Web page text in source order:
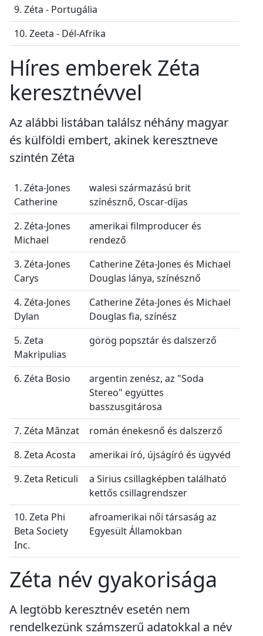
9. Zéta - Portugália
10. Zeeta - Dél-Afrika
Híres emberek Zéta
keresztnévvel
Az alábbi listában találsz néhány magyar
és külföldi embert, akinek keresztneve
szintén Zéta
1. Zéta-Jones
Catherine
walesi származású brit
színésznő, Oscar-díjas
2. Zéta-Jones
Michael
amerikai filmproducer és
rendező
3. Zéta-Jones
Carys
Catherine Zéta-Jones és Michael
Douglas lánya, színésznő
4. Zéta-Jones
Dylan
Catherine Zéta-Jones és Michael
Douglas fia, színész
5. Zeta
Makripulias
görög popsztár és dalszerző
6. Zéta Bosio
argentin zenész, az "Soda
Stereo" együttes
basszusgitárosa
7. Zéta Mânzat
román énekesnő és dalszerző
8. Zeta Acosta
amerikai író, újságíró és ügyvéd
9. Zeta Reticuli
a Sirius csillagképben található
kettős csillagrendszer
10. Zeta Phi
Beta Society
Inc.
afroamerikai női társaság az
Egyesült Államokban
Zéta név gyakorisága
A legtöbb keresztnév esetén nem
rendelkezünk számszerű adatokkal a név